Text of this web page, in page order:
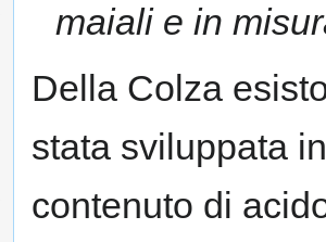
maiali e in
Della Colza
stata sviluppata
contenuto di